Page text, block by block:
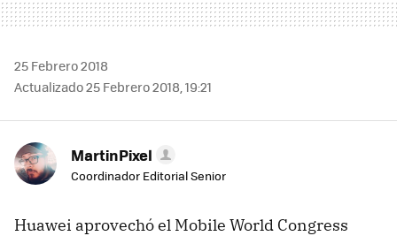
25 Febrero 2018
Actualizado 25 Febrero 2018, 19:21
MartinPixel
Coordinador Editorial Senior
Huawei aprovechó el Mobile World Congress